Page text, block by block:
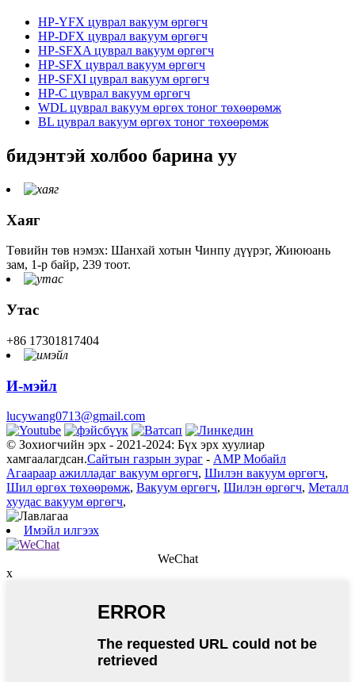
HP-YFX цуврал вакуум өргөгч
HP-DFX цуврал вакуум өргөгч
HP-SFXA цуврал вакуум өргөгч
HP-SFX цуврал вакуум өргөгч
HP-SFXI цуврал вакуум өргөгч
HP-C цуврал вакуум өргөгч
WDL цуврал вакуум өргөх тоног төхөөрөмж
BL цуврал вакуум өргөх тоног төхөөрөмж
бидэнтэй холбоо барина уу
Хаяг
Төвийн төв нэмэх: Шанхай хотын Чинпу дүүрэг, Жиююань
зам, 1-р байр, 239 тоот.
Утас
+86 17301817404
И-мэйл
lucywang0713@gmail.com
© Зохиогчийн эрх - 2021-2024: Бүх эрх хуулиар
хамгаалагдсан.Сайтын газрын зураг - AMP Мобайл
Агаараар ажилладаг вакуум өргөгч, Шилэн вакуум өргөгч,
Шил өргөх төхөөрөмж, Вакуум өргөгч, Шилэн өргөгч, Металл
хуудас вакуум өргөгч,
Имэйл илгээх
WeChat
x